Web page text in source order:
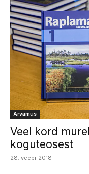
Arvamus
Veel kord
koguteosest
28. veebr 2018